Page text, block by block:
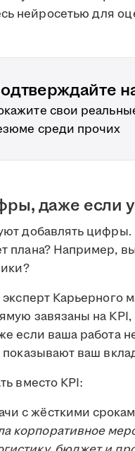
нейросетью для
свои
среди прочих
даже если
добавлять цифры.
плана? Например,
Карьерного
завязаны на KPI,
если ваша работа
ваш
вместо KPI:
с жёсткими
корпоративное